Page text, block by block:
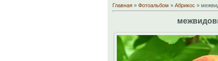
Главная » Фотоальбом » Абрикос »